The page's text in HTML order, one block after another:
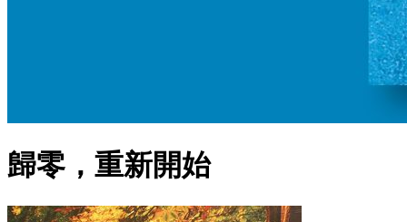
歸零，重新開始